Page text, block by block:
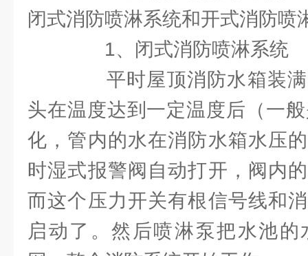
闭式消防喷淋系统和开式消防喷
1、闭式消防喷淋系统
平时屋顶消防水箱装满
头在温度达到一定温度后（一
化，管内的水在消防水箱水压
时湿式报警阀自动打开，阀内
而这个压力开关有根信号线和
启动了。然后喷淋泵把水池